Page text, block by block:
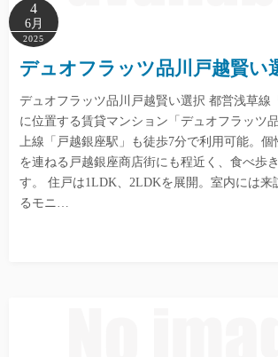
4
6月
2025
デュオフラッツ品川戸越賢い
デュオフラッツ品川戸越賢い選択 都営浅草線
に位置する賃貸マンション「デュオフラッツ
上線「戸越銀座駅」も徒歩7分で利用可能。
を連ねる戸越銀座商店街にも程近く、食べ歩
す。 住戸は1LDK、2LDKを展開。室内には来
るモニ…